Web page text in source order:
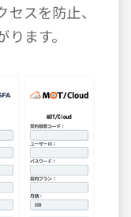
スを防止、
ます。